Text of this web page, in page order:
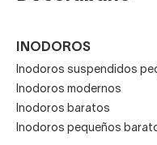
INODOROS
Inodoros suspendidos
Inodoros modernos
Inodoros baratos
Inodoros pequeños